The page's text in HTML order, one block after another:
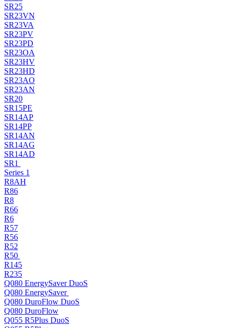
SR25
SR23VN
SR23VA
SR23PV
SR23PD
SR23OA
SR23HV
SR23HD
SR23AO
SR23AN
SR20
SR15PE
SR14AP
SR14PP
SR14AN
SR14AG
SR14AD
SR1
Series 1
R8AH
R86
R8
R66
R6
R57
R56
R52
R50
R145
R235
Q080 EnergySaver DuoS
Q080 EnergySaver
Q080 DuroFlow DuoS
Q080 DuroFlow
Q055 R5Plus DuoS